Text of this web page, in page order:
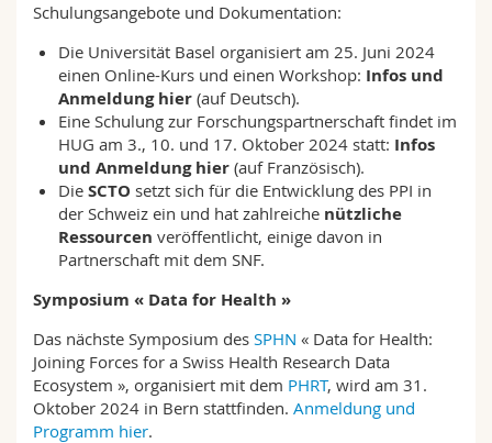
Schulungsangebote und Dokumentation:
Die Universität Basel organisiert am 25. Juni 2024
einen Online-Kurs und einen Workshop: Infos und
Anmeldung hier(auf Deutsch).
Eine Schulung zur Forschungspartnerschaft findet im
HUG am 3., 10. und 17. Oktober 2024 statt: Infos
und Anmeldung hier(auf Französisch).
Die SCTO setzt sich für die Entwicklung des PPI in
der Schweiz ein und hat zahlreiche nützliche
Ressourcen veröffentlicht, einige davon in
Partnerschaft mit dem SNF.
Symposium « Data for Health »
Das nächste Symposium des SPHN « Data for Health:
Joining Forces for a Swiss Health Research Data
Ecosystem », organisiert mit dem PHRT, wird am 31.
Oktober 2024 in Bern stattfinden. Anmeldung und
Programm hier.